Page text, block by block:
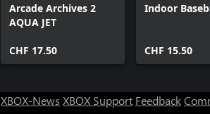
Arcade Archives 2
AQUA JET
CHF 17.50
Indoor
CHF 15.50
XBOX-News XBOX Support Feedback